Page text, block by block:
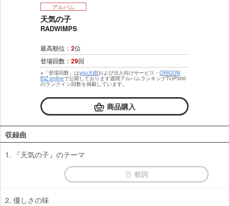
アルバム
天気の子
RADWIMPS
最高順位： 2位
登場回数： 29回
※「登場回数」はyou大樹および法人向けサービス・ ORICON
BiZ onlineで公開しております週間アルバムランキングTOP300
のランクイン回数を掲載しています。
商品購入
収録曲
1. 『天気の子』のテーマ
歌詞
2. 優しさの味